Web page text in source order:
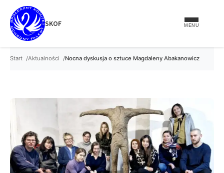
treści
SKOF MENU
Start Aktualności Nocna dyskusja o sztuce Magdaleny Abakanowicz